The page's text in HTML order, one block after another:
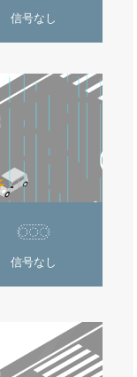
信号なし
信号なし